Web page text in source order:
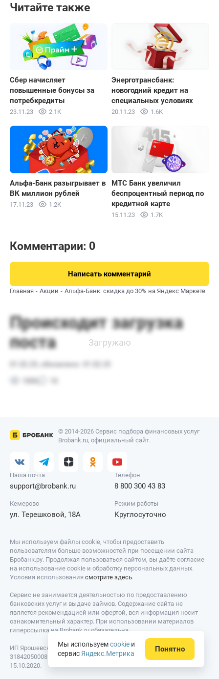
Читайте также
Сбер начисляет
повышенные бонусы за
потребкредиты
23.11.23 2.1K
Энерготрансбанк:
новогодний кредит на
специальных условиях
20.11.23 1.6K
Альфа-Банк разыгрывает в
ВК миллион рублей
17.11.23 1.2K
МТС Банк увеличил
беспроцентный период по
кредитной карте
15.11.23 1.7K
Комментарии: 0
Написать комментарий
Главная Акции Альфа-Банк: скидка до 30% на Яндекс Маркете
© 2014-2026 Сервис подбора финансовых услуг
Brobank.ru, официальный сайт.
Наша почта
support@brobank.ru
Телефон
8 800 300 43 83
Кемерово
ул. Терешковой, 18А
Режим работы
Круглосуточно
Мы используем файлы cookie, чтобы предоставить
пользователям больше возможностей при посещении сайта
Бробанк.ру. Продолжая пользоваться сайтом, вы даёте согласие
на использование cookie и обработку персональных данных.
Условия использования смотрите здесь.
Сервис не занимается деятельностью по предоставлению
банковских услуг и выдаче займов. Содержание сайта не
является рекомендацией или офертой, вся информация носит
ознакомительный характер. При использовании материалов
гиперссылка на Brobank.ru обязательна.
ИП Ярошевский Д.И. ИНН: 423082922740. ОГРНИП:
318420500081301. Свидетельство на товарный знак № 779639 от
15.10.2020.
Мы используемcookie и
сервис Яндекс.Метрика Понятно